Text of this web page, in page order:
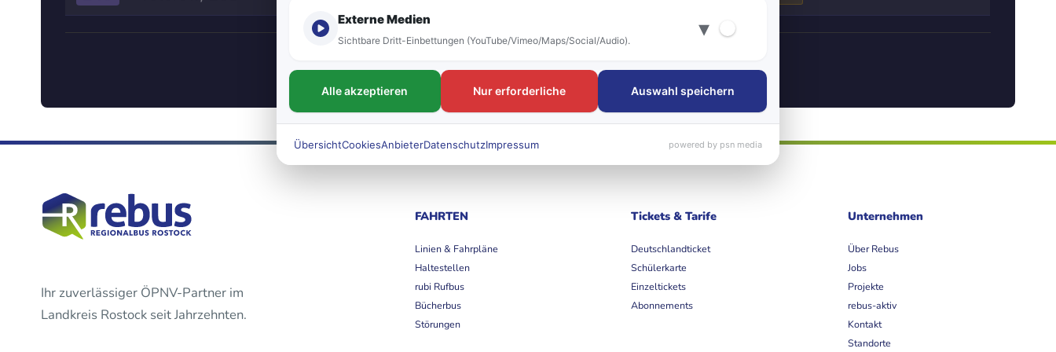
Ihr zuverlässiger ÖPNV-Partner im
Landkreis Rostock seit Jahrzehnten.
FAHRTEN
Linien & Fahrpläne
Haltestellen
rubi Rufbus
Bücherbus
Störungen
Tickets & Tarife
Deutschlandticket
Schülerkarte
Einzeltickets
Abonnements
Unternehmen
Über Rebus
Jobs
Projekte
rebus-aktiv
Kontakt
Standorte
Externe Medien
Sichtbare Dritt-Einbettungen (YouTube/Vimeo/Maps/Social/Audio). ▾
Alle akzeptieren Nur erforderliche Auswahl speichern
ÜbersichtCookiesAnbieterDatenschutzImpressum powered by psn media